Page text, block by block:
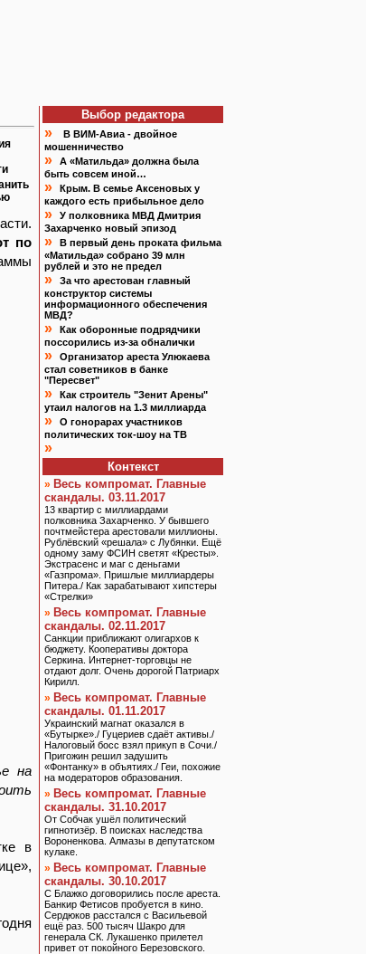
по
на
в
Выбор редактора
»
В ВИМ-Авиа - двойное
мошенничество
»
А «Матильда» должна была
быть совсем иной…
»
Крым. В семье Аксеновых у
каждого есть прибыльное дело
»
У полковника МВД Дмитрия
Захарченко новый эпизод
»
В первый день проката фильма
«Матильда» собрано 39 млн
рублей и это не предел
»
За что арестован главный
конструктор системы
информационного обеспечения
МВД?
»
Как оборонные подрядчики
поссорились из-за обналички
»
Организатор ареста Улюкаева
стал советников в банке
"Пересвет"
»
Как строитель "Зенит Арены"
утаил налогов на 1.3 миллиарда
»
О гонорарах участников
политических ток-шоу на ТВ
»
Контекст
» Весь компромат. Главные
скандалы. 03.11.2017
13 квартир с миллиардами
полковника Захарченко. У бывшего
почтмейстера арестовали миллионы.
Рублёвский «решала» с Лубянки. Ещё
одному заму ФСИН светят «Кресты».
Экстрасенс и маг с деньгами
«Газпрома». Пришлые миллиардеры
Питера./ Как зарабатывают хипстеры
«Стрелки»
» Весь компромат. Главные
скандалы. 02.11.2017
Санкции приближают олигархов к
бюджету. Кооперативы доктора
Серкина. Интернет-торговцы не
отдают долг. Очень дорогой Патриарх
Кирилл.
» Весь компромат. Главные
скандалы. 01.11.2017
Украинский магнат оказался в
«Бутырке»./ Гуцериев сдаёт активы./
Налоговый босс взял прикуп в Сочи./
Пригожин решил задушить
«Фонтанку» в объятиях./ Геи, похожие
на модераторов образования.
» Весь компромат. Главные
скандалы. 31.10.2017
От Собчак ушёл политический
гипнотизёр. В поисках наследства
Вороненкова. Алмазы в депутатском
кулаке.
» Весь компромат. Главные
скандалы. 30.10.2017
С Блажко договорились после ареста.
Банкир Фетисов пробуется в кино.
Сердюков расстался с Васильевой
ещё раз. 500 тысяч Шакро для
генерала СК. Лукашенко прилетел
привет от покойного Березовского.